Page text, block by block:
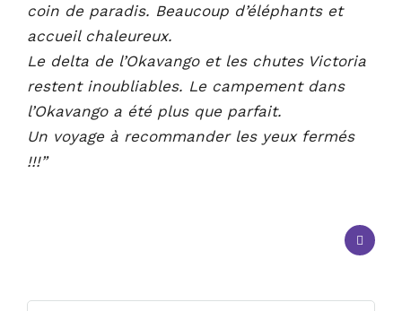
coin de paradis. Beaucoup d’éléphants et
accueil chaleureux.
Le delta de l’Okavango et les chutes Victoria
restent inoubliables. Le campement dans
l’Okavango a été plus que parfait.
Un voyage à recommander les yeux fermés
!!!”